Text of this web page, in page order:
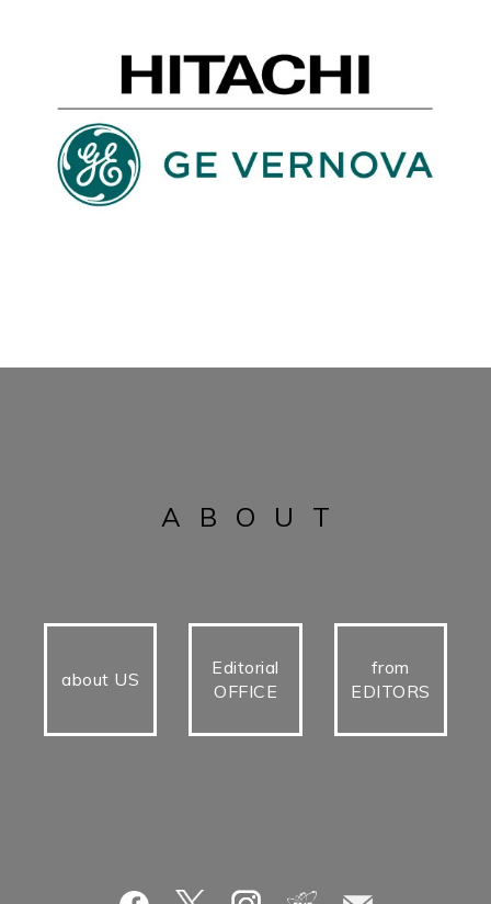
ABOUT
about US
Editorial
OFFICE
from
EDITORS